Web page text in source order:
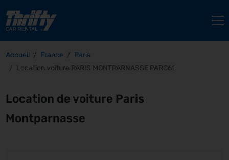
Accueil France
Paris
Location voiture PARIS MONTPARNASSE PARC61
Location de voiture Paris
Montparnasse